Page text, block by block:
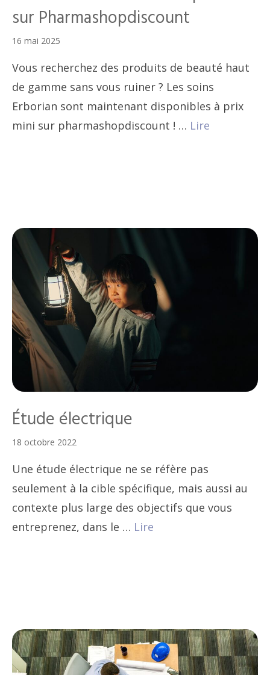
sur Pharmashopdiscount
16 mai 2025
Vous recherchez des produits de beauté haut
de gamme sans vous ruiner ? Les soins
Erborian sont maintenant disponibles à prix
mini sur pharmashopdiscount ! … Lire
Étude électrique
18 octobre 2022
Une étude électrique ne se réfère pas
seulement à la cible spécifique, mais aussi au
contexte plus large des objectifs que vous
entreprenez, dans le … Lire